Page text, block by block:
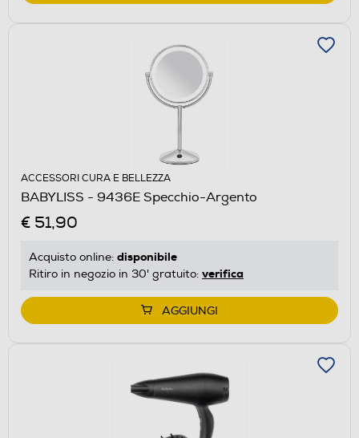
ACCESSORI CURA E BELLEZZA
BABYLISS - 9436E Specchio-Argento
€ 51,90
Acquisto online: disponibile
Ritiro in negozio in 30' gratuito: verifica
AGGIUNGI